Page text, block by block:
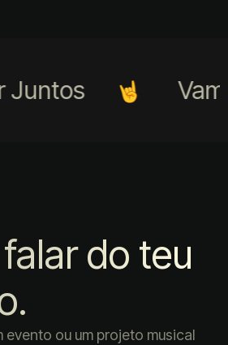
do teu
evento ou um projeto musical